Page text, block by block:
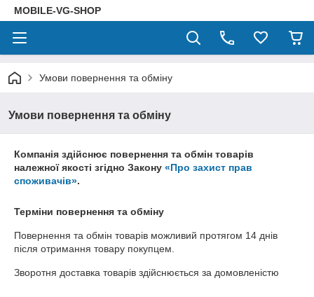
MOBILE-VG-SHOP
Умови повернення та обміну
Умови повернення та обміну
Компанія здійснює повернення та обмін товарів
належної якості згідно Закону «Про захист прав
споживачів».
Терміни повернення та обміну
Повернення та обмін товарів можливий протягом 14 днів
після отримання товару покупцем.
Зворотня доставка товарів здійснюється за домовленістю